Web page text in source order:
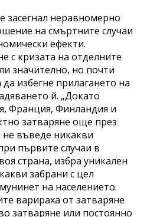
засегнал неравномерно
на смъртните случаи
ефекти.
с кризата на отделните
значително, но почти
избегне прилагането на
й. „Докато
Франция, Финландия и
затваряне още през
въведе никакви
първите случаи в
страна, избра уникален
забрани с цел
на населението.
варираха от затваряне
затваряне или постоянно